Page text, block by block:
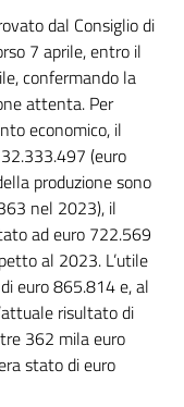
dal Consiglio di
7 aprile, entro il
confermando la
attenta. Per
economico, il
(euro
produzione sono
nel 2023), il
ad euro 722.569
al 2023. L’utile
euro 865.814 e, al
risultato di
362 mila euro
stato di euro